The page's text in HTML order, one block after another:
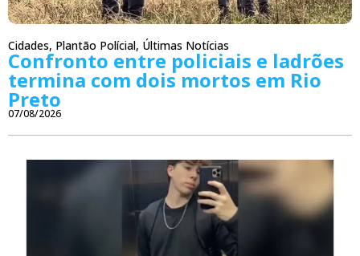
Cidades, Plantão Polícial, Últimas Notícias
Confronto entre policiais e ladrões
termina com dois mortos em Rio
Preto
07/08/2026